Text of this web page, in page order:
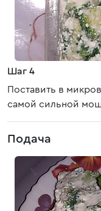
Шаг 4
Поставить в
самой сильной
Подача